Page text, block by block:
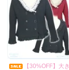
【30%OFF】大き